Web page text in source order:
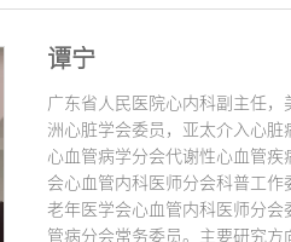
谭宁
广东省人民医院心内科副主任
洲心脏学会委员，亚太介入心
心血管病学分会代谢性心血管
会心血管内科医师分会科普工
老年医学会心血管内科医师分
管病分会常务委员。主要研究